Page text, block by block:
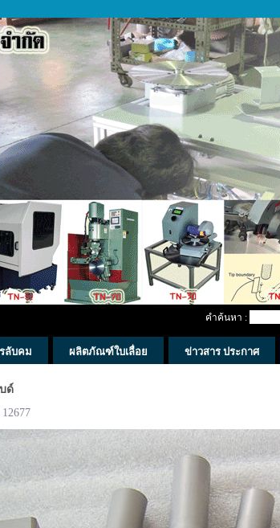
คำค้นหา :
ลับคม ผลิตภัณฑ์ใบเลื่อย ข่าวสาร ประกาศ
ด์